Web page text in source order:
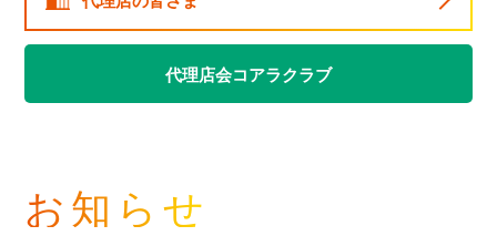
代理店会コアラクラブ
お知らせ